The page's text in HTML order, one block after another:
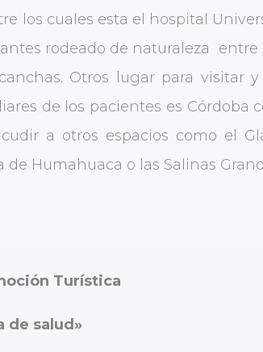
los cuales esta el hospital
rodeado de naturaleza entre
Otros lugar para visitar
de los pacientes es Córdoba
a otros espacios como el
de Humahuaca o las Salinas
Turística
de salud»